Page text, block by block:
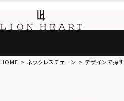
HOME ネックレスチェーン デザインで探す